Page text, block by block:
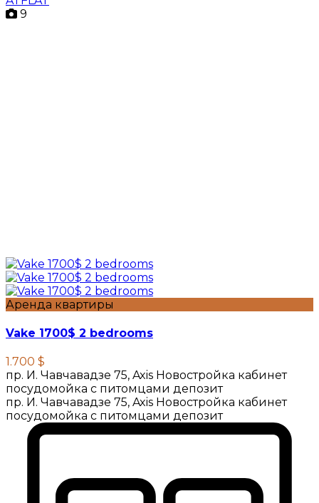
9
Аренда квартиры
Vake 1700$ 2 bedrooms
1.700 $
пр. И. Чавчавадзе 75, Axis Новостройка кабинет
посудомойка с питомцами депозит
пр. И. Чавчавадзе 75, Axis Новостройка кабинет
посудомойка с питомцами депозит